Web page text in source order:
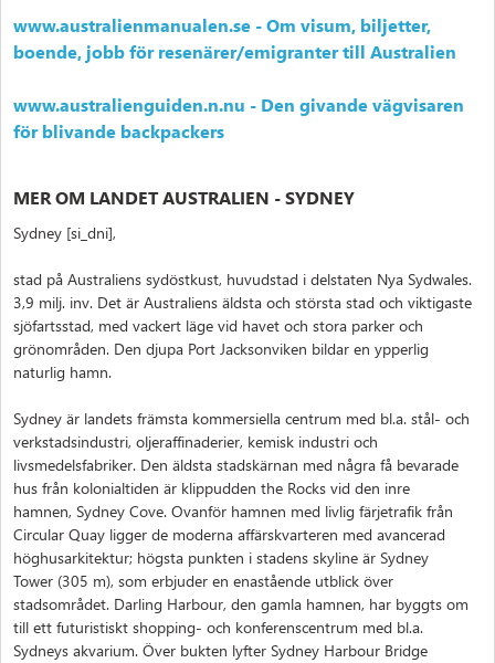
www.australienmanualen.se - Om visum, biljetter,
boende, jobb för resenärer/emigranter till Australien
www.australienguiden.n.nu - Den givande vägvisaren
för blivande backpackers
MER OM LANDET AUSTRALIEN - SYDNEY
Sydney [si_dni],
stad på Australiens sydöstkust, huvudstad i delstaten Nya Sydwales.
3,9 milj. inv. Det är Australiens äldsta och största stad och viktigaste
sjöfartsstad, med vackert läge vid havet och stora parker och
grönområden. Den djupa Port Jacksonviken bildar en ypperlig
naturlig hamn.
Sydney är landets främsta kommersiella centrum med bl.a. stål- och
verkstadsindustri, oljeraffinaderier, kemisk industri och
livsmedelsfabriker. Den äldsta stadskärnan med några få bevarade
hus från kolonialtiden är klippudden the Rocks vid den inre
hamnen, Sydney Cove. Ovanför hamnen med livlig färjetrafik från
Circular Quay ligger de moderna affärskvarteren med avancerad
höghusarkitektur; högsta punkten i stadens skyline är Sydney
Tower (305 m), som erbjuder en enastående utblick över
stadsområdet. Darling Harbour, den gamla hamnen, har byggts om
till ett futuristiskt shopping- och konferenscentrum med bl.a.
Sydneys akvarium. Över bukten lyfter Sydney Harbour Bridge